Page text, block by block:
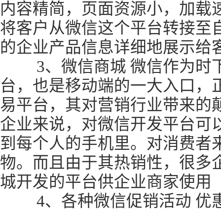
内容精简，页面资源小，加载
将客户从微信这个平台转接至
的企业产品信息详细地展示给
3、微信商城 微信作为时
台，也是移动端的一大入口，
易平台，其对营销行业带来的
企业来说，对微信开发平台可
到每个人的手机里。对消费者
物。而且由于其热销性，很多
城开发的平台供企业商家使用
4、各种微信促销活动 优